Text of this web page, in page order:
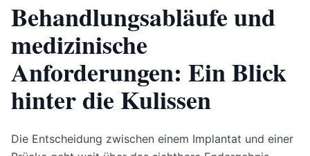
Behandlungsabläufe und
medizinische
Anforderungen: Ein Blick
hinter die Kulissen
Die Entscheidung zwischen einem Implantat und einer